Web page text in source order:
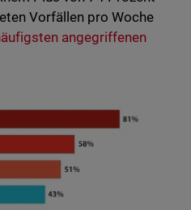
Vorfällen pro Woche
angegriffenen